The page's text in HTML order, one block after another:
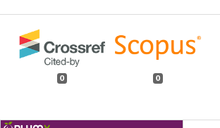
0 0